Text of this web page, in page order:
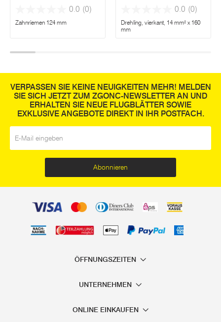
0.0 (0)
Zahnriemen 124 mm
0.0 (0)
Drehling, vierkant, 14 mm² x 160
mm
VERPASSEN SIE KEINE NEUIGKEITEN MEHR! MELDEN
SIE SICH JETZT ZUM ZGONC-NEWSLETTER AN UND
ERHALTEN SIE NEUE FLUGBLÄTTER SOWIE
EXKLUSIVE ANGEBOTE DIREKT IN IHR POSTFACH.
Abonnieren
ÖFFNUNGSZEITEN
UNTERNEHMEN
ONLINE EINKAUFEN